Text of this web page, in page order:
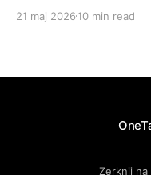
segment. To brzmi
zagranicznych job
21 maj 2026 10 min read
Zerknij